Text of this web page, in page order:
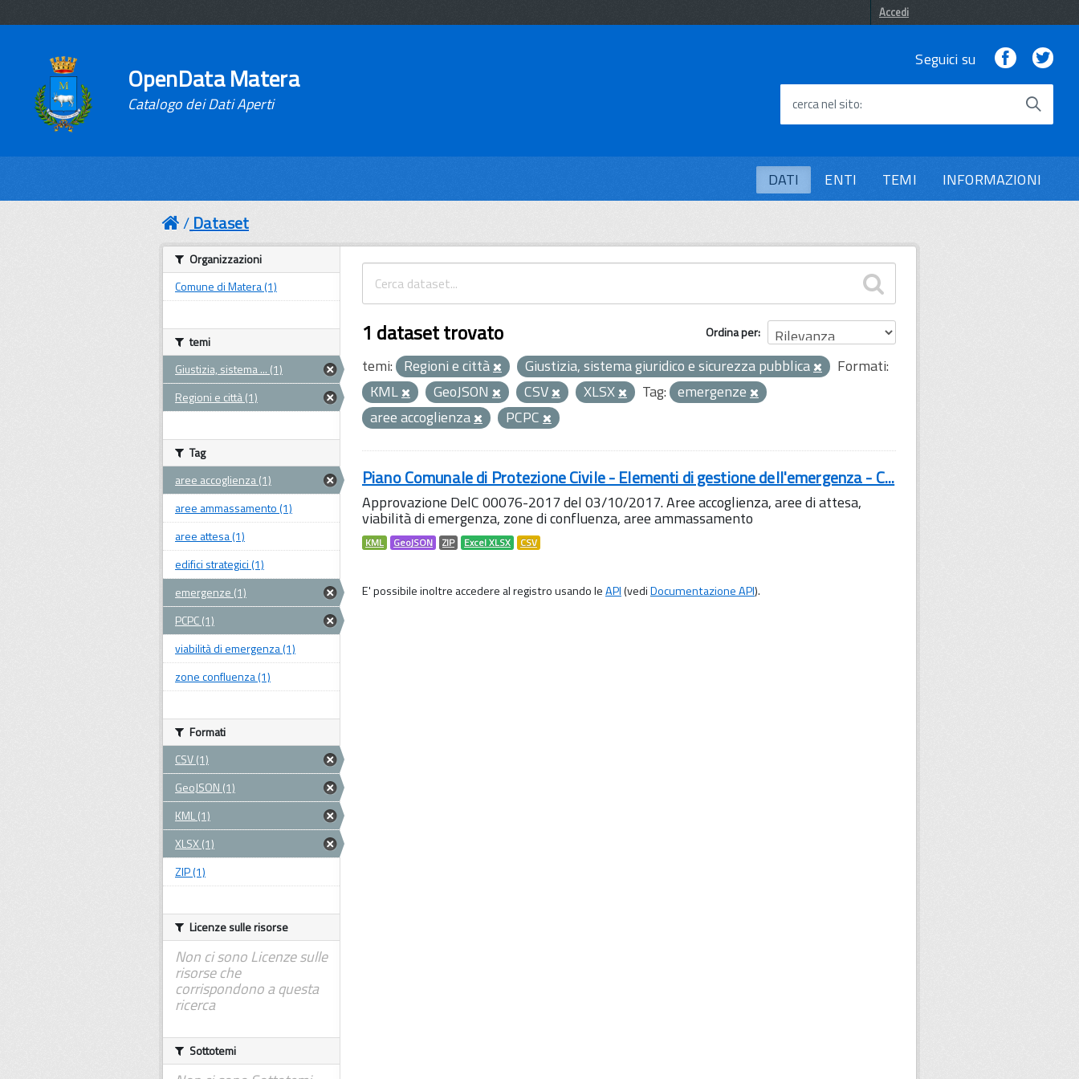
Accedi
OpenData Matera
Catalogo dei Dati Aperti
Seguici su Facebook
cerca nel sito
DATI ENTI TEMI INFORMAZIONI
Dataset
Ordina per
1 dataset trovato
temi: Regioni e città Giustizia, sistema giuridico e sicurezza pubblica
Formati:
KML
GeoJSON CSV XLSX Tag: emergenze
aree accoglienza
PCPC
Piano Comunale di Protezione Civile - Elementi di gestione dell'emergenza - C...
Approvazione DelC 00076-2017 del 03/10/2017. Aree accoglienza, aree di attesa,
viabilità di emergenza, zone di confluenza, aree ammassamento
KML GeoJSON ZIP Excel XLSX CSV
E' possibile inoltre accedere al registro usando leAPI(vediDocumentazione API).
Organizzazioni
Comune di Matera (1)
temi
Giustizia, sistema ... (1)
Regioni e città (1)
Tag
aree accoglienza (1)
aree ammassamento (1)
aree attesa (1)
edifici strategici (1)
emergenze (1)
PCPC (1)
viabilità di emergenza (1)
zone confluenza (1)
Formati
CSV (1)
GeoJSON (1)
KML (1)
XLSX (1)
ZIP (1)
Licenze sulle risorse
Non ci sono Licenze sulle
risorse che
corrispondono a questa
ricerca
Sottotemi